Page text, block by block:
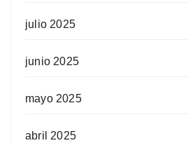
julio 2025
junio 2025
mayo 2025
abril 2025